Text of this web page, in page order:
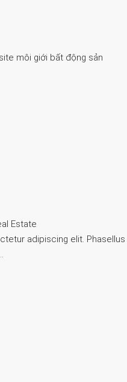
môi giới bất động sản
Estate
adipiscing elit. Phasellus